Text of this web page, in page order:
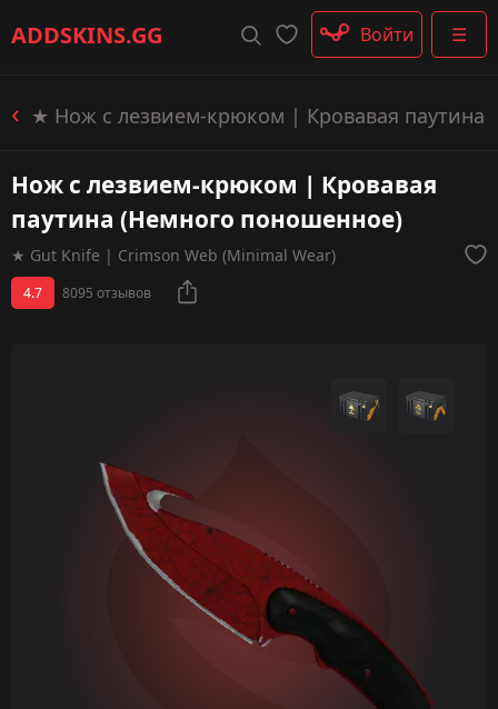
ADDSKINS.GG ☰
Пистолеты-пулемёты
Перчатки
Войти
★ Нож с лезвием-крюком | Кровавая паутина
Нож с лезвием-крюком | Кровавая
паутина (Немного поношенное)
★ Gut Knife | Crimson Web (Minimal Wear)
4.7 8095 отзывов